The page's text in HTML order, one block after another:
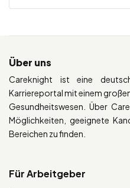
Über uns
Careknight ist eine
Karriereportal mit einem
Gesundheitswesen. Über
Möglichkeiten, geeignete
Bereichen zu finden.
Für Arbeitgeber